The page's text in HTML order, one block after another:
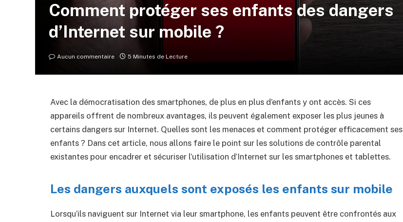
Comment protéger ses enfants des dangers
d’Internet sur mobile ?
Aucun commentaire 5 Minutes de Lecture
Avec la démocratisation des smartphones, de plus en plus d’enfants y ont accès. Si ces
appareils offrent de nombreux avantages, ils peuvent également exposer les plus jeunes à
certains dangers sur Internet. Quelles sont les menaces et comment protéger efficacement ses
enfants ? Dans cet article, nous allons faire le point sur les solutions de contrôle parental
existantes pour encadrer et sécuriser l’utilisation d’Internet sur les smartphones et tablettes.
Les dangers auxquels sont exposés les enfants sur mobile
Lorsqu’ils naviguent sur Internet via leur smartphone, les enfants peuvent être confrontés aux